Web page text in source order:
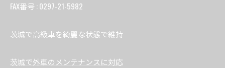
FAX番号 : 0297-21-5982
茨城で高級車を綺麗な状態で維持
茨城で外車のメンテナンスに対応